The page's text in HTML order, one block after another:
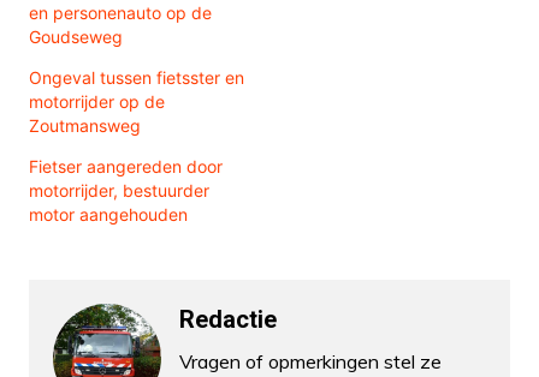
en personenauto op de
Goudseweg
Ongeval tussen fietsster en
motorrijder op de
Zoutmansweg
Fietser aangereden door
motorrijder, bestuurder
motor aangehouden
Redactie
Vragen of opmerkingen stel ze